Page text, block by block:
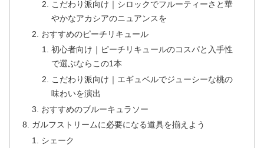
こだわり派向け｜シロックでフルーティーさと華
やかなアカシアのニュアンスを
おすすめのピーチリキュール
初心者向け｜ピーチリキュールのコスパと入手性
で選ぶならこの1本
こだわり派向け｜エギュベルでジューシーな桃の
味わいを演出
おすすめのブルーキュラソー
ガルフストリームに必要になる道具を揃えよう
シェーク